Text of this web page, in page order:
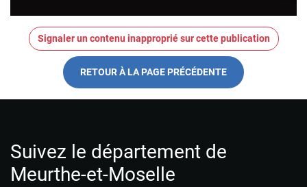
Signaler un contenu inapproprié sur cette publication
RETOUR À LA PAGE PRÉCÉDENTE
Suivez le département de
Meurthe-et-Moselle